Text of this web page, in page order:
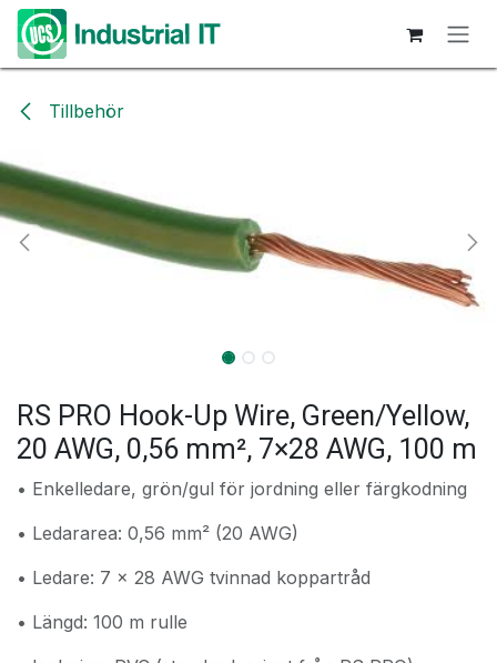
Hoppa till innehåll
Tillbehör
RS PRO Hook-Up Wire, Green/Yellow,
20 AWG, 0,56 mm², 7×28 AWG, 100 m
• Enkelledare, grön/gul för jordning eller färgkodning
• Ledararea: 0,56 mm² (20 AWG)
• Ledare: 7 × 28 AWG tvinnad koppartråd
• Längd: 100 m rulle